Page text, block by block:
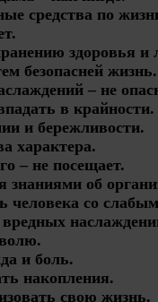
средства по
здоровья и
безопасней жизнь.
– не
в крайности.
и бережливости.
характера.
– не посещает.
знаниями об
человека со
вредных
и боль.
накопления.
свою жизнь.